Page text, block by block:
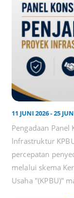
11 JUNI 2026 - 25
Pengadaan
lnfrastruktur
percepatan
melalui skema
Usaha "(KPBU)"